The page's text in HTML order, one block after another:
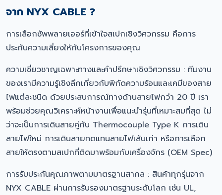
จาก NYX CABLE ?
การเลือกซัพพลายเออร์ที่เข้าใจสเปกเชิงวิศวกรรม คือการ
ประกันความเสี่ยงให้กับโครงการของคุณ
ความเชี่ยวชาญเฉพาะทางและคำปรึกษาเชิงวิศวกรรม : ทีมงาน
ของเรามีความรู้เชิงลึกเกี่ยวกับพิกัดความร้อนและเคมีของสาย
ไฟแต่ละชนิด ด้วยประสบการณ์ทางด้านสายไฟกว่า 20 ปี เรา
พร้อมช่วยคุณวิเคราะห์หน้างานเพื่อแนะนำรุ่นที่เหมาะสมที่สุด ไม่
ว่าจะเป็นการเดินสายคู่กับ Thermocouple Type K การเดิน
สายไฟใหม่ การเดินสายทดแทนสายไฟเส้นเก่า หรือการเลือก
สายให้ตรงตามสเปกที่ติดมาพร้อมกับเครื่องจักร (OEM Spec)
การรับประกันคุณภาพตามมาตรฐานสากล : สินค้าทุกรุ่นจาก
NYX CABLE ผ่านการรับรองมาตรฐานระดับโลก เช่น UL,